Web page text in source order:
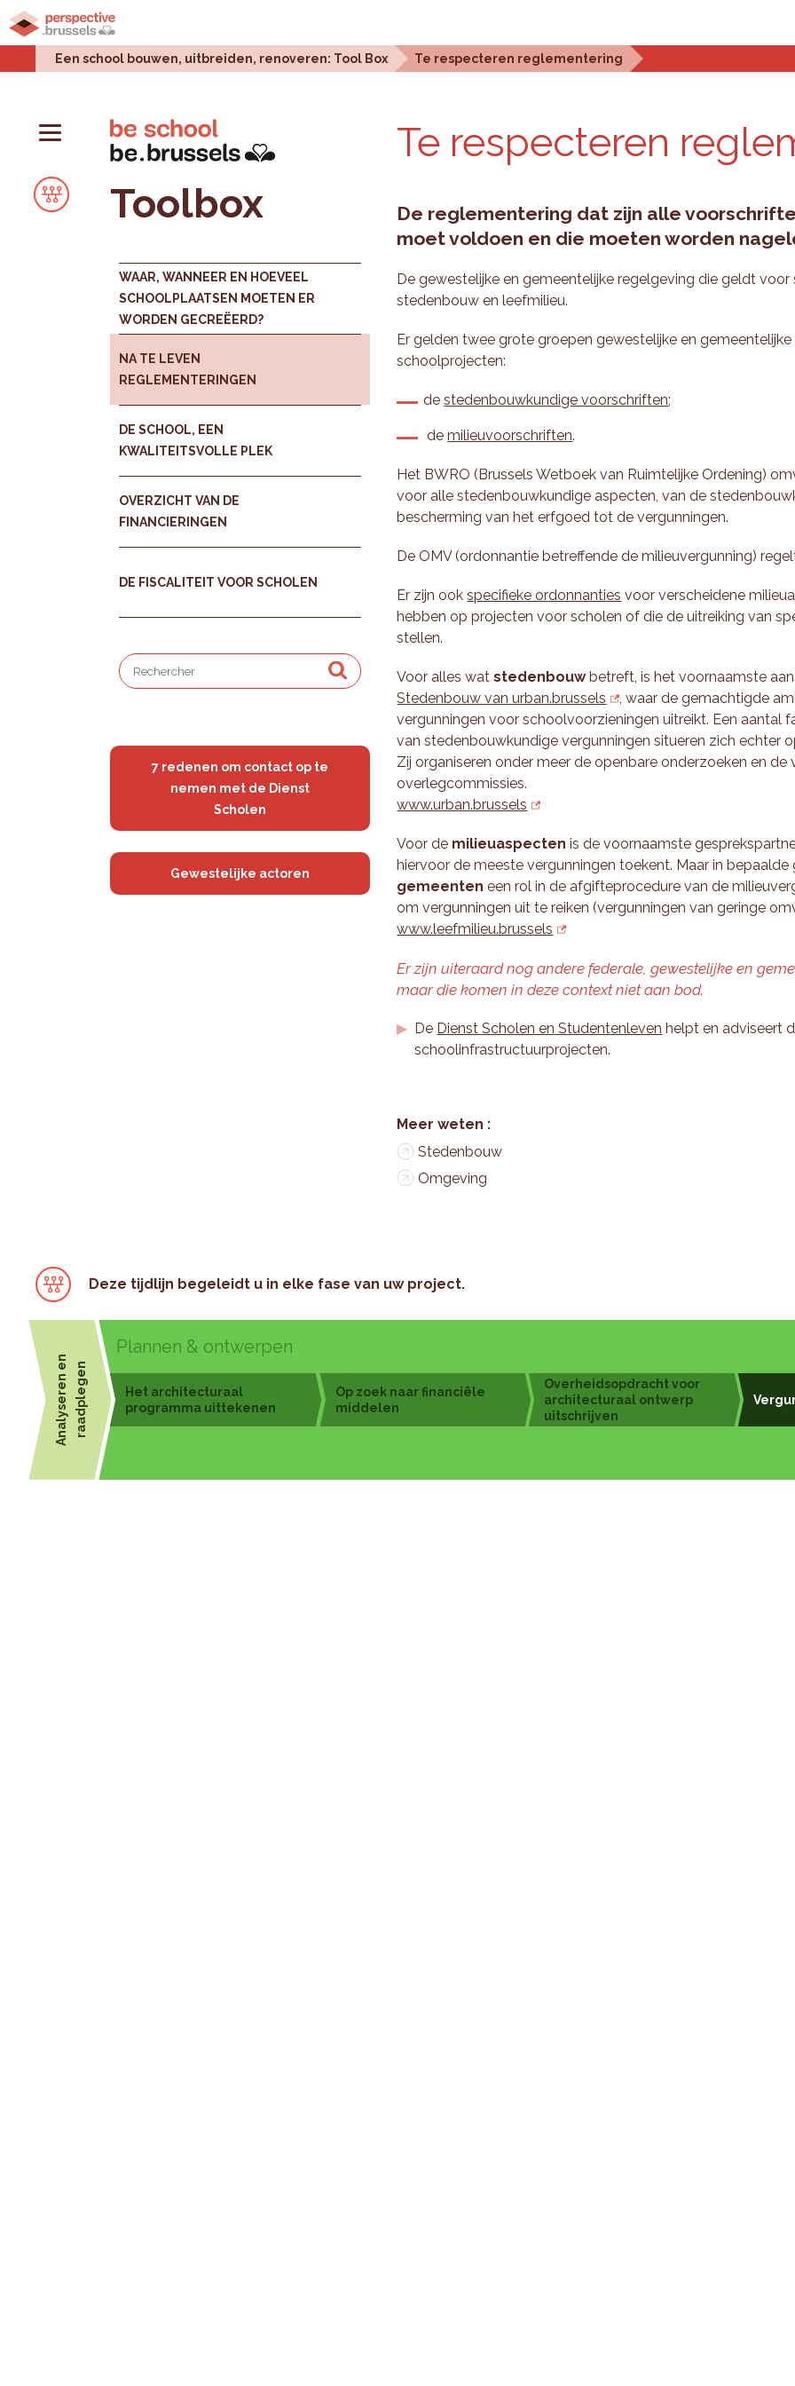
Home Stadsprojecten
Een school bouwen, uitbreiden, renoveren: Tool Box Te respecteren reglementering
Toolbox
WAAR, WANNEER EN HOEVEEL
SCHOOLPLAATSEN MOETEN ER
WORDEN GECREËERD?
NA TE LEVEN
REGLEMENTERINGEN
DE SCHOOL, EEN
KWALITEITSVOLLE PLEK
OVERZICHT VAN DE
FINANCIERINGEN
DE FISCALITEIT VOOR SCHOLEN
7 redenen om contact op te
nemen met de Dienst
Scholen
Gewestelijke actoren
Te res­pec­te­ren
De reglementering dat zijn alle
moet voldoen en die moeten worden
De gewestelijke en gemeentelijke regelgeving die geldt
stedenbouw en leefmilieu.
Er gelden twee grote groepen gewestelijke en
schoolprojecten:
destedenbouwkundige voorschriften;
demilieuvoorschriften.
Het BWRO (Brussels Wetboek van Ruimtelijke Ordening)
voor alle stedenbouwkundige aspecten, van de
bescherming van het erfgoed tot de vergunningen.
De OMV (ordonnantie betreffende de milieuvergunning)
Er zijn ookspecifieke ordonnanties voor verscheidene
hebben op projecten voor scholen of die de uitreiking van
stellen.
Voor alles watstedenbouwbetreft, is het voornaamste
Stedenbouw van urban.brussels
, waar de gemachtigde
vergunningen voor schoolvoorzieningen uitreikt. Een aantal
van stedenbouwkundige vergunningen situeren zich echter
Zij organiseren onder meer de openbare onderzoeken en de
overlegcommissies.
www.urban.brussels
Voor de milieuaspectenis de voornaamste
hiervoor de meeste vergunningen toekent. Maar in
gemeenteneen rol in de afgifteprocedure van de
om vergunningen uit te reiken (vergunningen van geringe
www.leefmilieu.brussels
Er zijn uiteraard nog andere federale, gewestelijke en
maar die komen in deze context niet aan bod.
De Dienst Scholenen Studentenleven helpt en adviseert
schoolinfrastructuurprojecten.
Stedenbouw
Omgeving
Deze tijdlijn begeleidt u in elke fase van uw project.
A
n
a
l
y
s
e
r
e
ne
n
r
a
a
d
p
l
e
g
en
Plannen & ontwerpen
4 5 6